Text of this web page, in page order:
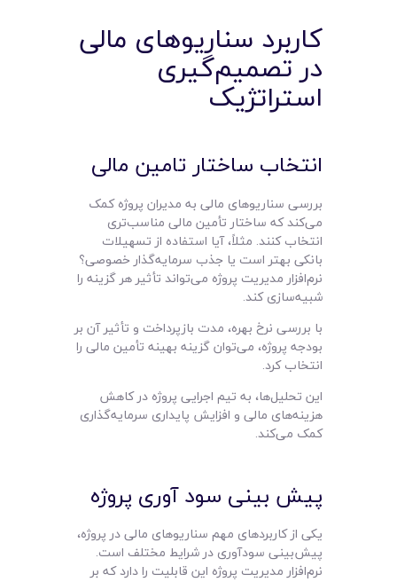
کاربرد سناریوهای مالی
در تصمیم‌گیری
استراتژیک
انتخاب ساختار تامین مالی
بررسی سناریوهای مالی به مدیران پروژه کمک
می‌کند که ساختار تأمین مالی مناسب‌تری
انتخاب کنند. مثلاً، آیا استفاده از تسهیلات
بانکی بهتر است یا جذب سرمایه‌گذار خصوصی؟
نرم‌افزار مدیریت پروژه می‌تواند تأثیر هر گزینه را
شبیه‌سازی کند.
با بررسی نرخ بهره، مدت بازپرداخت و تأثیر آن بر
بودجه پروژه، می‌توان گزینه بهینه تأمین مالی را
انتخاب کرد.
این تحلیل‌ها، به تیم اجرایی پروژه در کاهش
هزینه‌های مالی و افزایش پایداری سرمایه‌گذاری
کمک می‌کند.
پیش‌ بینی سود آوری پروژه
یکی از کاربردهای مهم سناریوهای مالی در پروژه،
پیش‌بینی سودآوری در شرایط مختلف است.
نرم‌افزار مدیریت پروژه این قابلیت را دارد که بر